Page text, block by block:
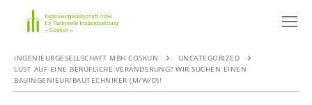
INGENIEURGESELLSCHAFT MBH COSKUN
UNCATEGORIZED
LUST AUF EINE BERUFLICHE VERÄNDERUNG? WIR SUCHEN EINEN
BAUINGENIEUR/BAUTECHNIKER (M/W/D)!